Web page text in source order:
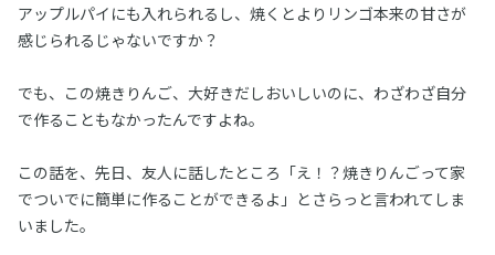
アップルパイにも入れられるし、焼くとよりリンゴ本来の甘さが
感じられるじゃないですか？
でも、この焼きりんご、大好きだしおいしいのに、わざわざ自分
で作ることもなかったんですよね。
この話を、先日、友人に話したところ「え！？焼きりんごって家
でついでに簡単に作ることができるよ」とさらっと言われてしま
いました。